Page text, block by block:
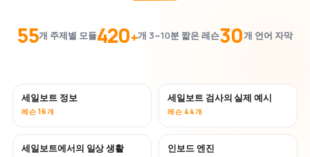
55개 주제별 모듈420+개 3~10분 짧은 레슨30개 언어 자막
세일보트 정보
레슨 16개
세일보트 검사의 실제 예시
레슨 44개
세일보트에서의 일상 생활 인보드 엔진